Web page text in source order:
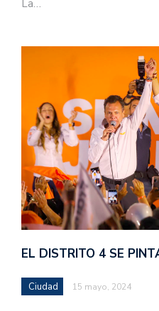
La…
EL DISTRITO 4 SE
Ciudad 15 mayo, 2024